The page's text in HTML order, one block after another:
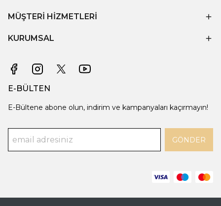
MÜŞTERİ HİZMETLERİ
KURUMSAL
E-BÜLTEN
E-Bültene abone olun, indirim ve kampanyaları kaçırmayın!
GÖNDER